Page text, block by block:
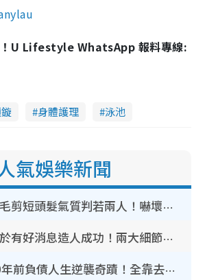
！U Lifestyle WhatsApp 報料專線:
身體護理 泳池
氣娛樂新聞
簡淑兒染金毛剪短頭髮氣質判若兩人！嚇壞老公麥大力都認唔出：「你做咩事？」
湯洛雯傳終於有好消息造人成功！兩大細節曝孕味極濃惹猜測：大肚婆先會咁！
五索親揭10年前負債人生逆襲奇蹟！全靠去一地方轉運後即遇上馬先生